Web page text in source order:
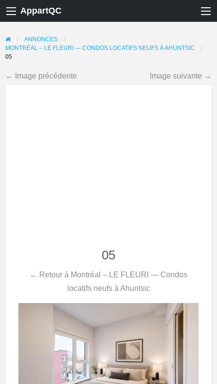
AppartQC
ANNONCES
MONTRÉAL – LE FLEURI — CONDOS LOCATIFS NEUFS À AHUNTSIC
05
← Image précédente Image suivante →
05
← Retour à Montréal – LE FLEURI — Condos
locatifs neufs à Ahuntsic